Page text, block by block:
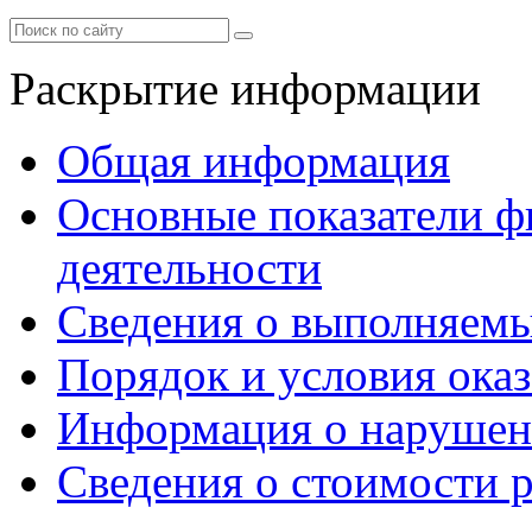
Раскрытие информации
Общая информация
Основные показатели
деятельности
Сведения о
Порядок и условия
Информация о
Сведения о стоимости